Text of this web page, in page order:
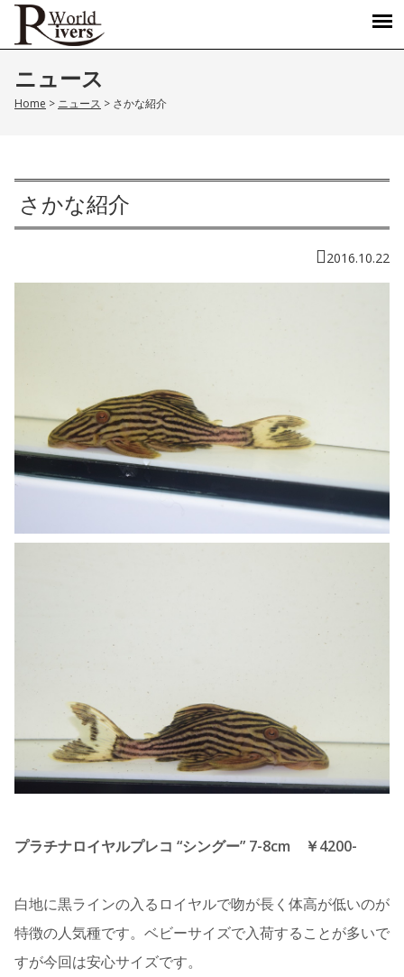
ニュース
Home > ニュース > さかな紹介
さかな紹介
2016.10.22
プラチナロイヤルプレコ “シングー” 7-8cm ￥4200-
白地に黒ラインの入るロイヤルで吻が長く体高が低いのが
特徴の人気種です。ベビーサイズで入荷することが多いで
すが今回は安心サイズです。